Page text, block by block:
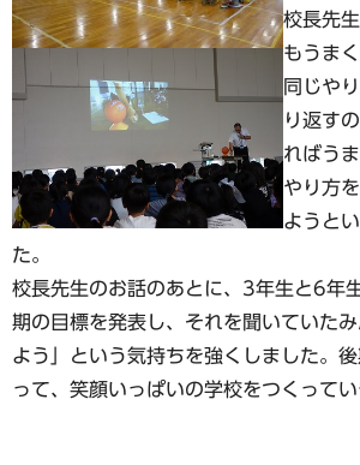
校長先
もうま
同じや
り返す
ればう
やり方
ようと
た。
校長先生のお話のあとに、3年生と6年
期の目標を発表し、それを聞いていた
よう」という気持ちを強くしました。
って、笑顔いっぱいの学校をつくってい